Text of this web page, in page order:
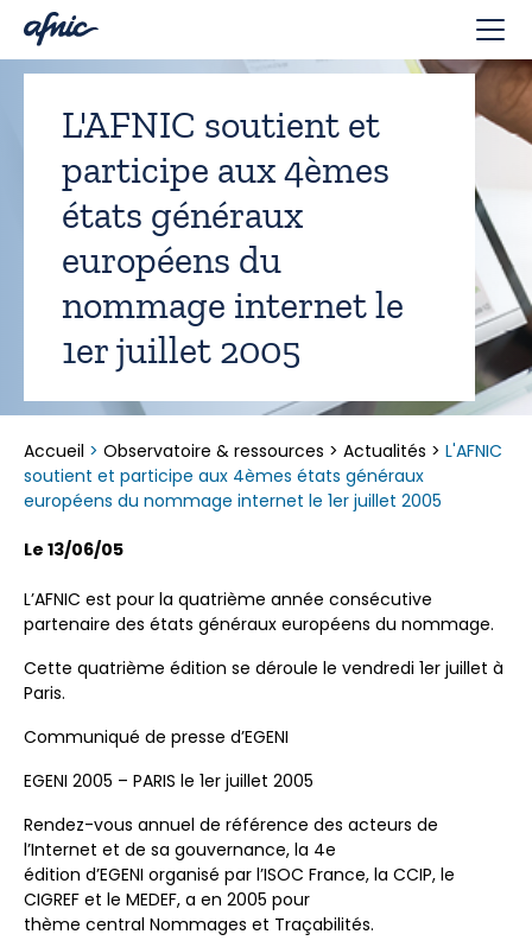
L'AFNIC soutient et
participe aux 4èmes
états généraux
européens du
nommage internet le
1er juillet 2005
Accueil > Observatoire & ressources > Actualités > L'AFNIC
soutient et participe aux 4èmes états généraux
européens du nommage internet le 1er juillet 2005
Le 13/06/05
L’AFNIC est pour la quatrième année consécutive
partenaire des états généraux européens du nommage.
Cette quatrième édition se déroule le vendredi 1er juillet à
Paris.
Communiqué de presse d’EGENI
EGENI 2005 – PARIS le 1er juillet 2005
Rendez-vous annuel de référence des acteurs de
l’Internet et de sa gouvernance, la 4e
édition d’EGENI organisé par l’ISOC France, la CCIP, le
CIGREF et le MEDEF, a en 2005 pour
thème central Nommages et Traçabilités.
Panneau de gestion des cookies